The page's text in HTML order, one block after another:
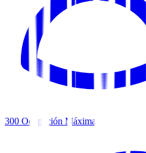
300 Ocupación Máxima